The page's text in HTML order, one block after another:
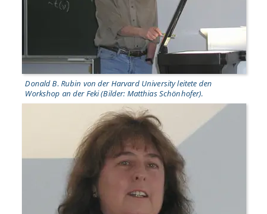
Donald B. Rubin von der Harvard University leitete den
Workshop an der Feki (Bilder: Matthias Schönhofer).